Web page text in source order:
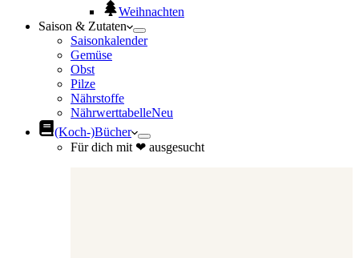
Weihnachten
Saison & Zutaten
Saisonkalender
Gemüse
Obst
Pilze
Nährstoffe
NährwerttabelleNeu
(Koch-)Bücher
Für dich mit ❤ ausgesucht